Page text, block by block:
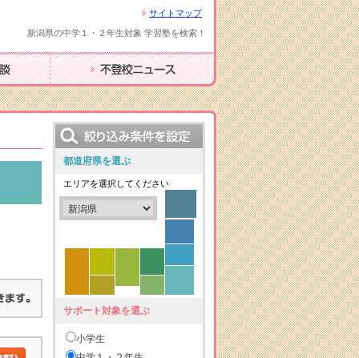
サイトマップ
新潟県の中学１・２年生対象 学習塾を検索！
不登校ニュース
都道府県を選ぶ
エリアを選択してください
サポート対象を選ぶ
小学生